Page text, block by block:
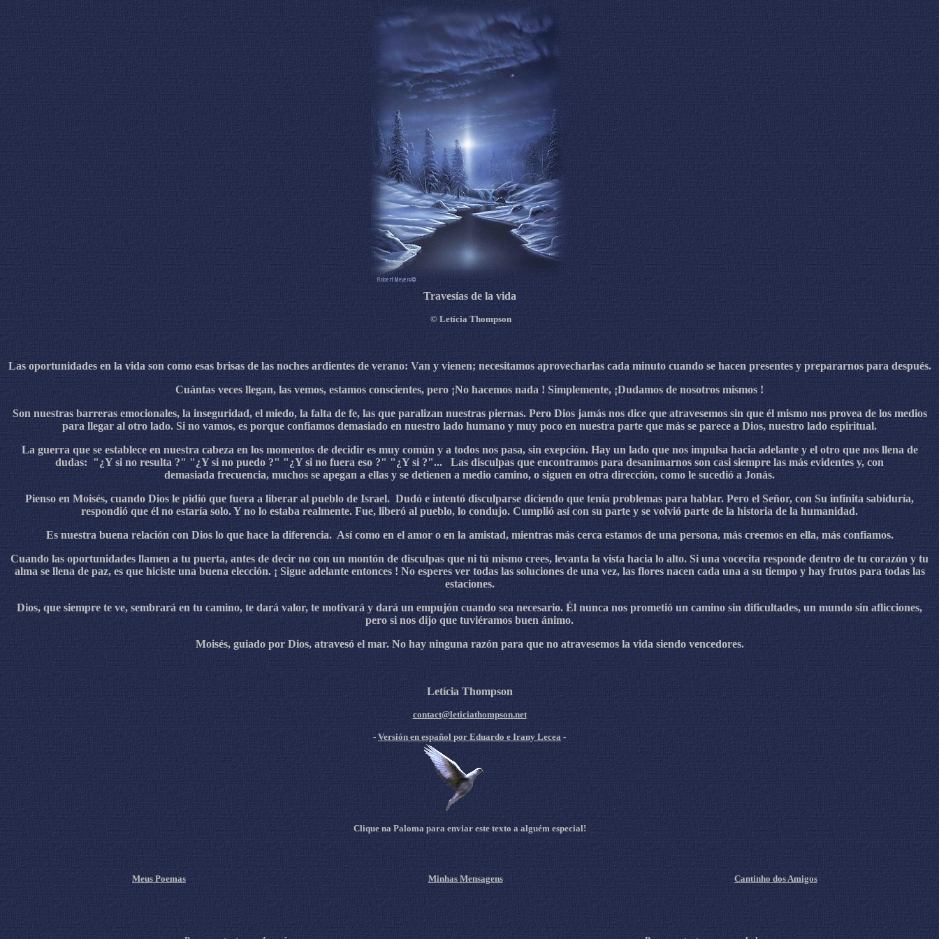
Travesías de la vida
©Letícia Thompson
Las oportunidades en la vida son como esas brisas de las noches ardientes de verano: Van y vienen; necesitamos aprovecharlas cada minuto cuando se hacen presentes y prepararnos para después.
Cuántas veces llegan, las vemos, estamos conscientes, pero ¡No hacemos nada ! Simplemente, ¡Dudamos de nosotros mismos !
Son nuestras barreras emocionales, la inseguridad, el miedo, la falta de fe, las que paralizan nuestras piernas. Pero Dios jamás nos dice que atravesemos sin que él mismo nos provea de los medios
para llegar al otro lado. Si no vamos, es porque confiamos demasiado en nuestro lado humano y muy poco en nuestra parte que más se parece a Dios, nuestro lado espiritual.
La guerra que se establece en nuestra cabeza en los momentos de decidir es muy común y a todos nos pasa, sin exepción. Hay un lado que nos impulsa hacia adelante y el otro que nos llena de
dudas: "¿Y si no resulta ?" "¿Y si no puedo ?" "¿Y si no fuera eso ?" "¿Y si ?"... Las disculpas que encontramos para desanimarnos son casi siempre las más evidentes y, con
demasiada frecuencia, muchos se apegan a ellas y se detienen a medio camino, o siguen en otra dirección, como le sucedió a Jonás.
Pienso en Moisés, cuando Dios le pidió que fuera a liberar al pueblo de Israel. Dudó e intentó disculparse diciendo que tenía problemas para hablar. Pero el Señor, con Su infinita sabiduría,
respondió que él no estaría solo. Y no lo estaba realmente. Fue, liberó al pueblo, lo condujo. Cumplió así con su parte y se volvió parte de la historia de la humanidad.
Es nuestra buena relación con Dios lo que hace la diferencia. Así como en el amor o en la amistad, mientras más cerca estamos de una persona, más creemos en ella, más confiamos.
Cuando las oportunidades llamen a tu puerta, antes de decir no con un montón de disculpas que ni tú mismo crees, levanta la vista hacia lo alto. Si una vocecita responde dentro de tu corazón y tu
alma se llena de paz, es que hiciste una buena elección. ¡ Sigue adelante entonces ! No esperes ver todas las soluciones de una vez, las flores nacen cada una a su tiempo y hay frutos para todas las
estaciones.
Dios, que siempre te ve, sembrará en tu camino, te dará valor, te motivará y dará un empujón cuando sea necesario. Él nunca nos prometió un camino sin dificultades, un mundo sin aflicciones,
pero si nos dijo que tuviéramos buen ánimo.
Moisés, guiado por Dios, atravesó el mar. No hay ninguna razón para que no atravesemos la vida siendo vencedores.
Letícia Thompson
contact@leticiathompson.net
- Versión en español por Eduardo e Irany Lecea -
Clique na Paloma para enviar este texto a alguém especial!
Meus Poemas Minhas Mensagens Cantinho dos Amigos